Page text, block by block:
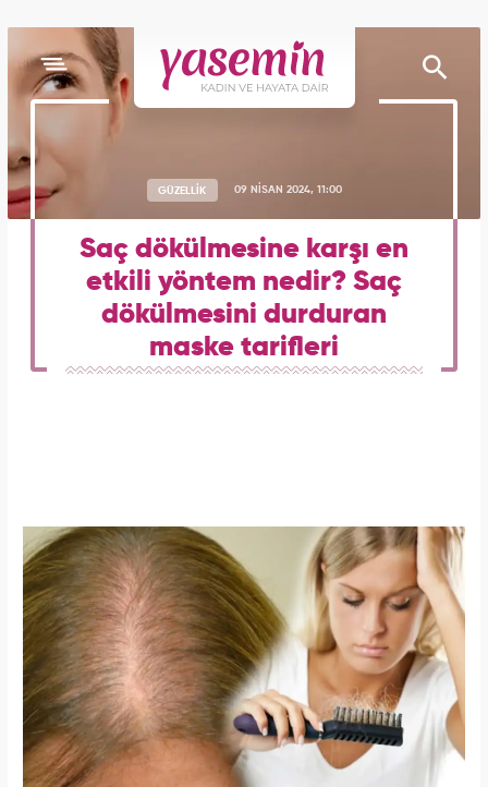
GÜZELLİK 09 NİSAN 2024, 11:00
Saç dökülmesine karşı en
etkili yöntem nedir? Saç
dökülmesini durduran
maske tarifleri